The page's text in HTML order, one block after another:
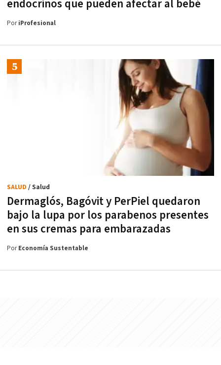
endocrinos que pueden afectar al bebé
PoriProfesional
Dermaglós, Bagóvit y PerPiel quedaron
bajo la lupa por los parabenos presentes
en sus cremas para embarazadas
SALUD / Salud
PorEconomía Sustentable